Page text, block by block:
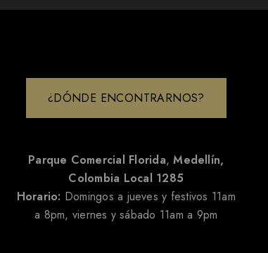
¿DÓNDE ENCONTRARNOS?
Parque Comercial Florida,Medellín,
Colombia Local 1285
Horario: Domingos a jueves y festivos 11am
a 8pm, viernes y sábado 11am a 9pm